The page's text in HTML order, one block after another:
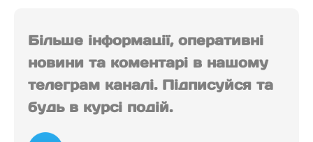
Більше інформації, оперативні
новини та коментарі в нашому
телеграм каналі. Підписуйся та
будь в курсі подій.